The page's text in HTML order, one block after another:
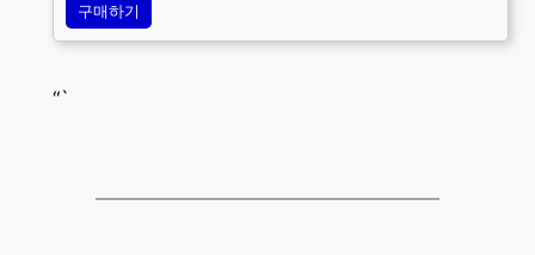
구매하기
“`